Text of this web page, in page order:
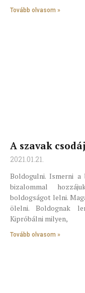
Tovább olvasom »
A szavak
2021.01.21.
Boldogulni. Ismerni
bizalommal
boldogságot lelni.
ölelni. Boldognak
Kipróbálni milyen,
Tovább olvasom »